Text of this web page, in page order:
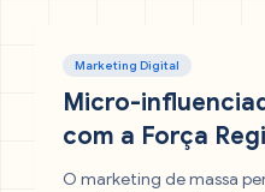
Marketing Digital
Micro-
com a Força
O marketing de massa